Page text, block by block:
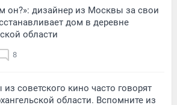
он?»: дизайнер из Москвы за свои
дом в деревне
области
8
советского кино часто говорят
области. Вспомните из